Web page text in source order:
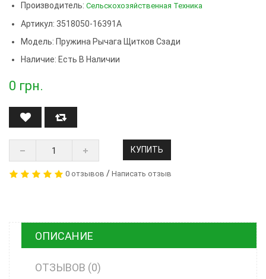
Производитель: Сельскохозяйственная Техника
Артикул: 3518050-16391А
Модель: Пружина Рычага Щитков Сзади
Наличие: Есть В Наличии
0 грн.
КУПИТЬ
0 отзывов / Написать отзыв
ОПИСАНИЕ
ОТЗЫВОВ (0)